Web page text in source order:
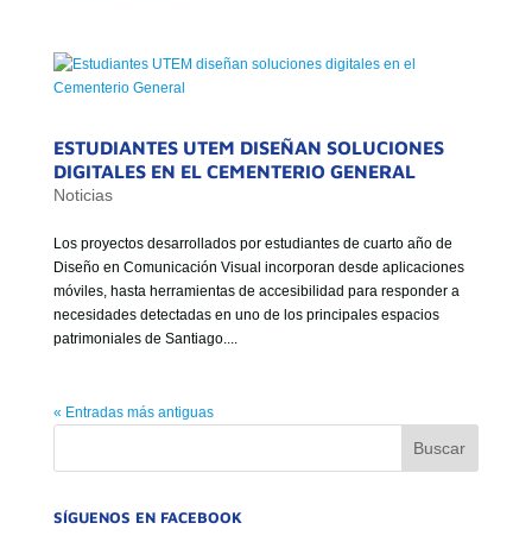
ESTUDIANTES UTEM DISEÑAN SOLUCIONES
DIGITALES EN EL CEMENTERIO GENERAL
Noticias
Los proyectos desarrollados por estudiantes de cuarto año de
Diseño en Comunicación Visual incorporan desde aplicaciones
móviles, hasta herramientas de accesibilidad para responder a
necesidades detectadas en uno de los principales espacios
patrimoniales de Santiago....
« Entradas más antiguas
SÍGUENOS EN FACEBOOK